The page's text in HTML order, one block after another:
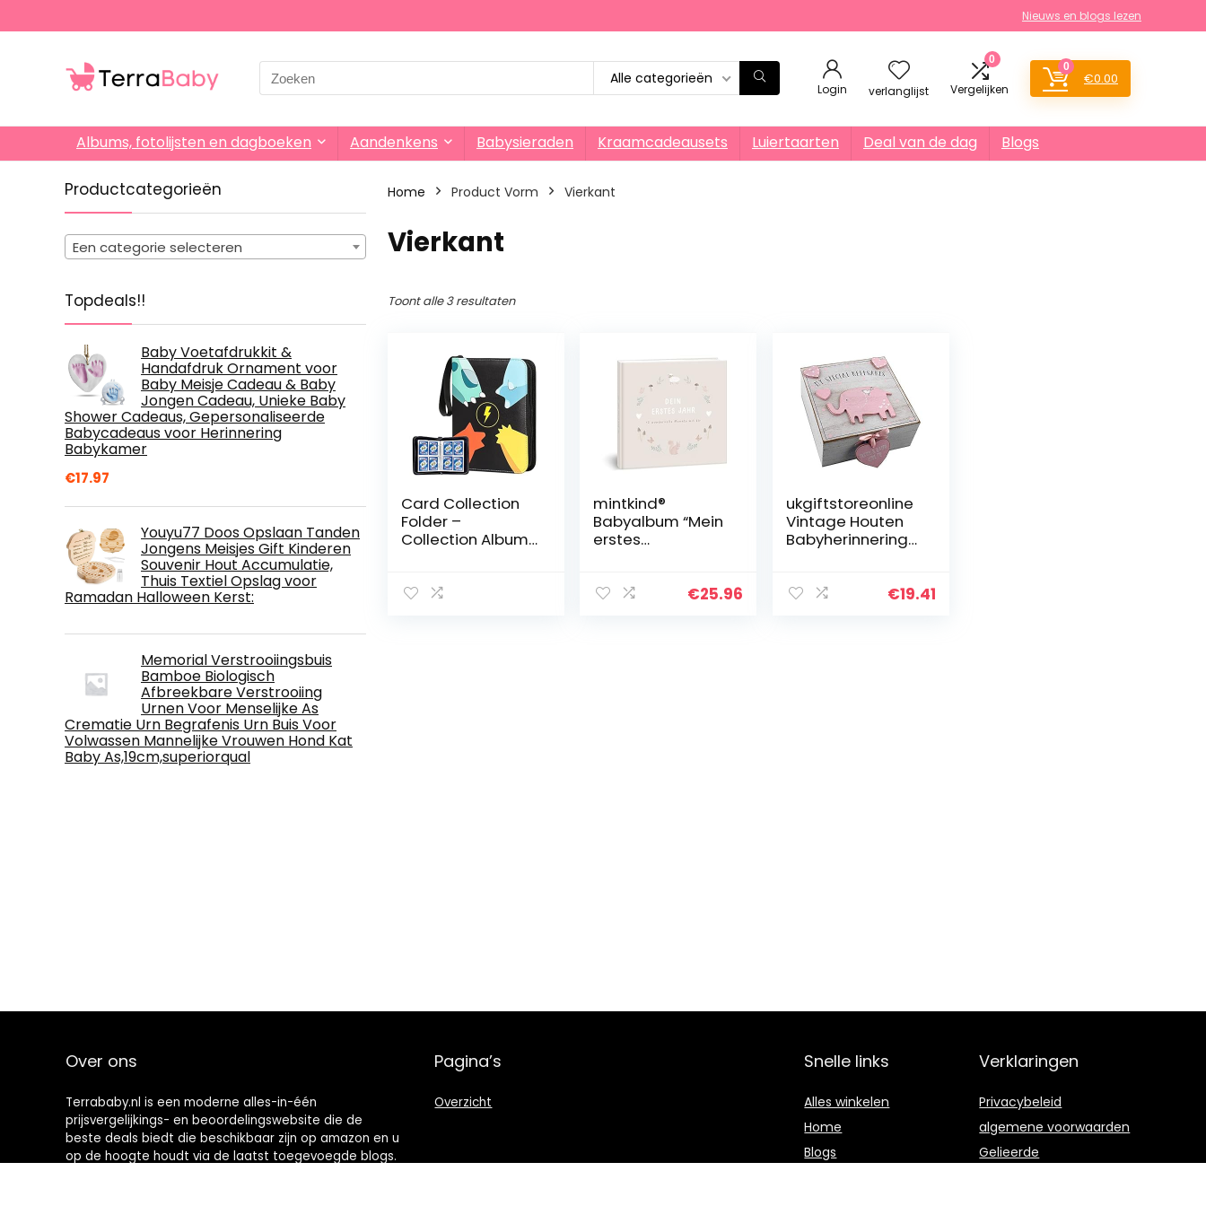
Nieuws en blogs lezen
Search
for:
Alle categorieën
Login verlanglijst
0
Vergelijken
0
€0.00
Albums, fotolijsten en dagboeken Aandenkens Babysieraden Kraamcadeausets Luiertaarten Deal van de dag Blogs
Productcategorieën
Een categorie selecteren
Topdeals!!
Baby Voetafdrukkit &
Handafdruk Ornament voor
Baby Meisje Cadeau & Baby
Jongen Cadeau, Unieke Baby
Shower Cadeaus, Gepersonaliseerde
Babycadeaus voor Herinnering
Babykamer
€17.97
Youyu77 Doos Opslaan Tanden
Jongens Meisjes Gift Kinderen
Souvenir Hout Accumulatie,
Thuis Textiel Opslag voor
Ramadan Halloween Kerst:
Memorial Verstrooiingsbuis
Bamboe Biologisch
Afbreekbare Verstrooiing
Urnen Voor Menselijke As
Crematie Urn Begrafenis Urn Buis Voor
Volwassen Mannelijke Vrouwen Hond Kat
Baby As,19cm,superiorqual
Home Product Vorm ‎Vierkant
‎Vierkant
Toont alle 3 resultaten
Card Collection
Folder –
Collection Album
Cards
mintkind®
Babyalbum “Mein
erstes
zelf vorm te
€25.96
ukgiftstoreonline
Vintage Houten
Babyherinnerings
€19.41
Over ons
Terrababy.nl is een moderne alles-in-één
prijsvergelijkings- en beoordelingswebsite die de
beste deals biedt die beschikbaar zijn op amazon en u
op de hoogte houdt via de laatst toegevoegde blogs.
Pagina’s
Overzicht
Snelle links
Alles winkelen
Home
Blogs
Verklaringen
Privacybeleid
algemene voorwaarden
Gelieerde
openbaarmaking